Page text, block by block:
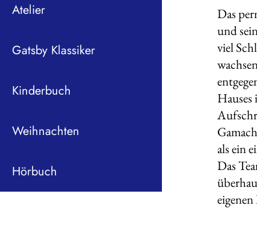
Atelier
Gatsby Klassiker
Kinderbuch
Weihnachten
Hörbuch
Das
und
viel
als ein
Das